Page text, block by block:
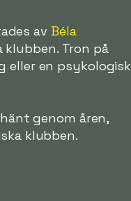
av Béla
Tron på
eller en psykologisk
genom åren,
klubben.